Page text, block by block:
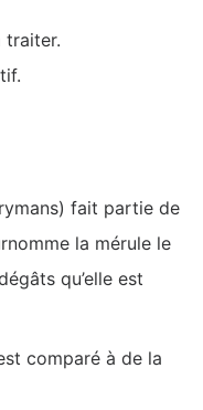
traiter.
fait partie de
la mérule le
qu’elle est
comparé à de la